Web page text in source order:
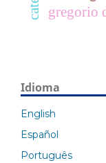
gregorio
Idioma
English
Español
Português